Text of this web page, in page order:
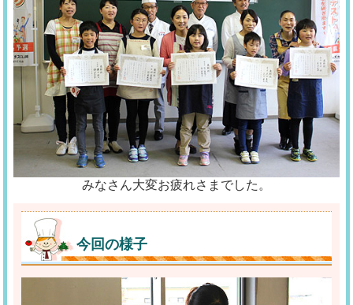
みなさん大変お疲れさまでした。
今回の様子